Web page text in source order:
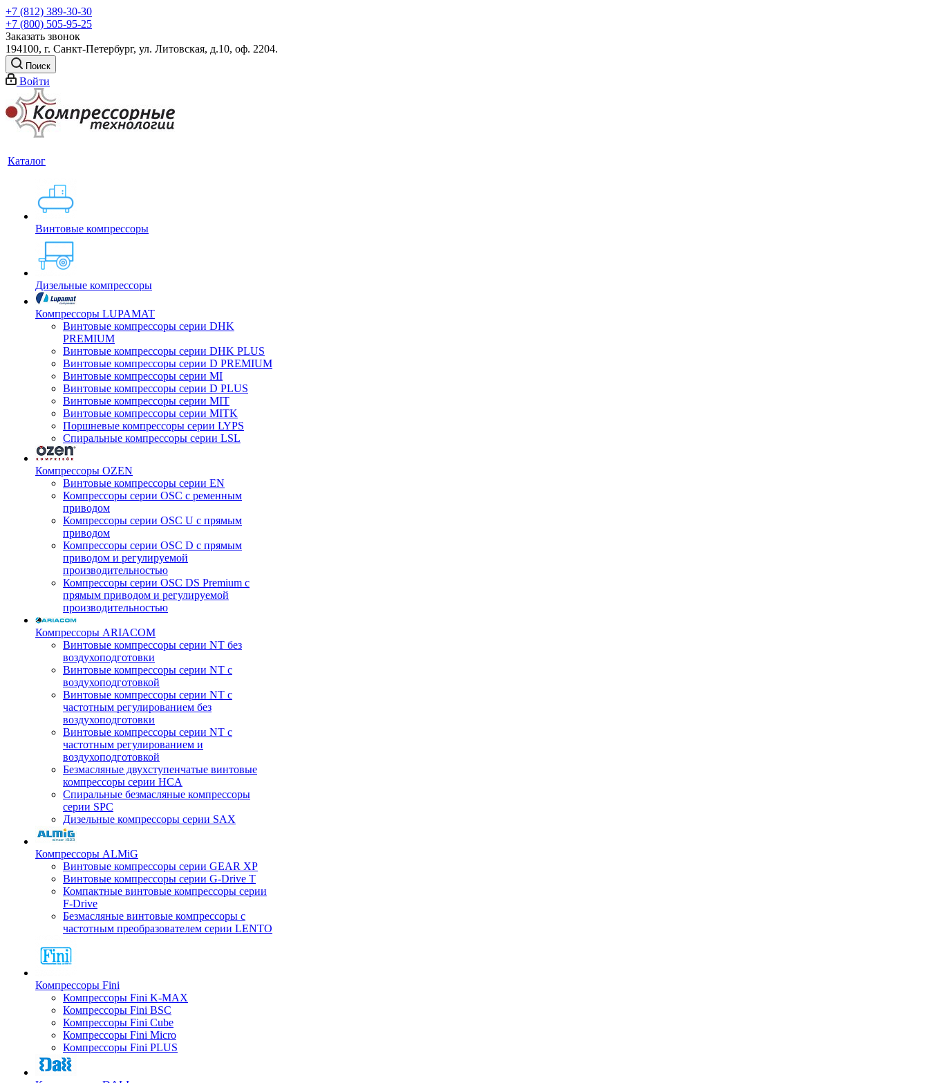
+7 (812) 389-30-30
+7 (800) 505-95-25
Заказать звонок
194100, г. Санкт-Петербург, ул. Литовская, д.10, оф. 2204.
Поиск
Войти
Каталог
Винтовые компрессоры
Дизельные компрессоры
Компрессоры LUPAMAT
Винтовые компрессоры серии DHK
PREMIUM
Винтовые компрессоры серии DHK PLUS
Винтовые компрессоры серии D PREMIUM
Винтовые компрессоры серии MI
Винтовые компрессоры серии D PLUS
Винтовые компрессоры серии MIT
Винтовые компрессоры серии MITK
Поршневые компрессоры серии LYPS
Спиральные компрессоры серии LSL
Компрессоры OZEN
Винтовые компрессоры серии EN
Компрессоры серии OSC с ременным
приводом
Компрессоры серии OSC U с прямым
приводом
Компрессоры серии OSC D с прямым
приводом и регулируемой
производительностью
Компрессоры серии OSC DS Premium с
прямым приводом и регулируемой
производительностью
Компрессоры ARIACOM
Винтовые компрессоры серии NT без
воздухоподготовки
Винтовые компрессоры серии NT c
воздухоподготовкой
Винтовые компрессоры серии NT с
частотным регулированием без
воздухоподготовки
Винтовые компрессоры серии NT с
частотным регулированием и
воздухоподготовкой
Безмасляные двухступенчатые винтовые
компрессоры серии HCA
Спиральные безмасляные компрессоры
серии SPC
Дизельные компрессоры серии SAX
Компрессоры ALMiG
Винтовые компрессоры серии GEAR XP
Винтовые компрессоры серии G-Drive T
Компактные винтовые компрессоры серии
F-Drive
Безмасляные винтовые компрессоры с
частотным преобразователем серии LENTO
Компрессоры Fini
Компрессоры Fini K-MAX
Компрессоры Fini BSC
Компрессоры Fini Cube
Компрессоры Fini Micro
Компрессоры Fini PLUS